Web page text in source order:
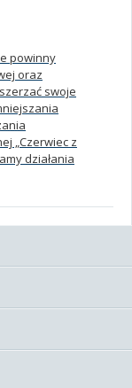
powinny
oraz
swoje
„Czerwiec z
działania